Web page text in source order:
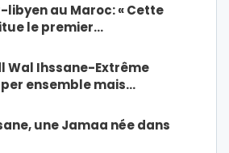
au Maroc: « Cette
le premier…
Wal Ihssane-Extrême
ensemble mais…
une Jamaa née dans